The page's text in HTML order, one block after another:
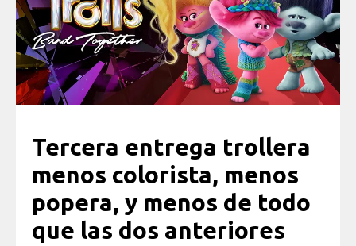
Tercera entrega trollera
menos colorista, menos
popera, y menos de todo
que las dos anteriores